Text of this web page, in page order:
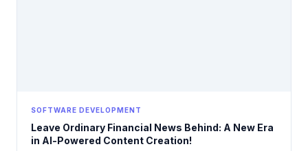
SOFTWARE DEVELOPMENT
Leave Ordinary Financial News Behind: A New Era
in AI-Powered Content Creation!